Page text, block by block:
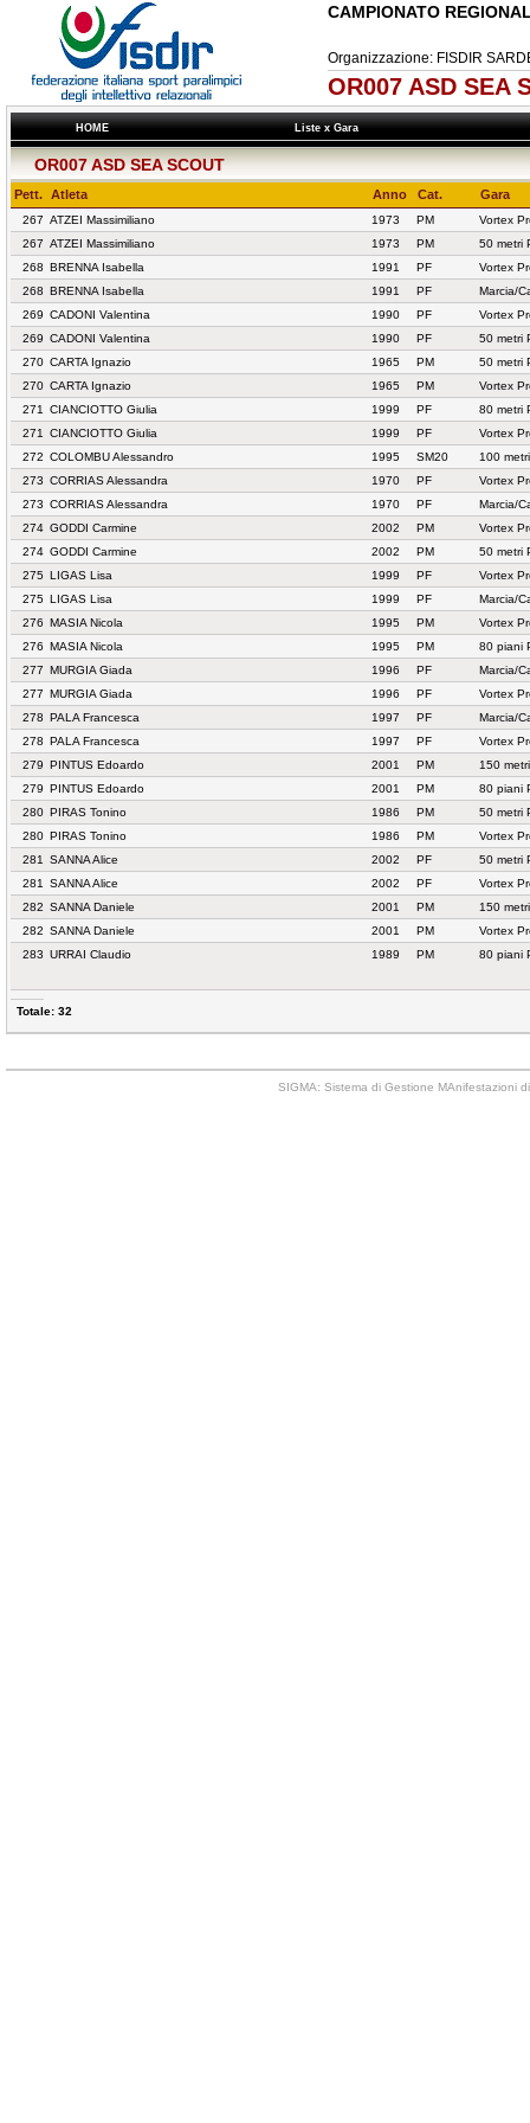
CAMPIONATO
Organizzazione: FISDIR
OR007 ASD SEA
HOME Liste x Gara
OR007 ASD SEA SCOUT
Pett. Atleta Anno Cat. Gara
267 ATZEI Massimiliano 1973 PM
Vortex
267 ATZEI Massimiliano 1973 PM
50 metri
268 BRENNA Isabella 1991 PF
Vortex
268 BRENNA Isabella 1991 PF
Marcia/
269 CADONI Valentina 1990 PF
Vortex
269 CADONI Valentina 1990 PF
50 metri
270 CARTA Ignazio 1965 PM
50 metri
270 CARTA Ignazio 1965 PM
Vortex
271
CIANCIOTTO Giulia 1999 PF
80 metri
271
CIANCIOTTO Giulia 1999 PF
Vortex
272 COLOMBU Alessandro 1995 SM20
100
273 CORRIAS Alessandra 1970 PF
Vortex
273 CORRIAS Alessandra 1970 PF
Marcia/
274 GODDI Carmine 2002 PM
Vortex
274 GODDI Carmine 2002 PM
50 metri
275 LIGAS Lisa 1999 PF
Vortex
275 LIGAS Lisa 1999 PF
Marcia/
276 MASIA Nicola 1995 PM
Vortex
276 MASIA Nicola 1995 PM
80 piani
277 MURGIA Giada 1996 PF
Marcia/
277 MURGIA Giada 1996 PF
Vortex
278 PALA Francesca 1997 PF
Marcia/
278 PALA Francesca 1997 PF
Vortex
279 PINTUS Edoardo 2001 PM
150
279 PINTUS Edoardo 2001 PM
80 piani
280 PIRAS Tonino 1986 PM
50 metri
280 PIRAS Tonino 1986 PM
Vortex
281
SANNA Alice 2002 PF
50 metri
281
SANNA Alice 2002 PF
Vortex
282 SANNA Daniele 2001 PM
150
282 SANNA Daniele 2001 PM
Vortex
283 URRAI Claudio 1989 PM 80 piani
Totale: 32
SIGMA: Sistema di Gestione MAnifestazioni